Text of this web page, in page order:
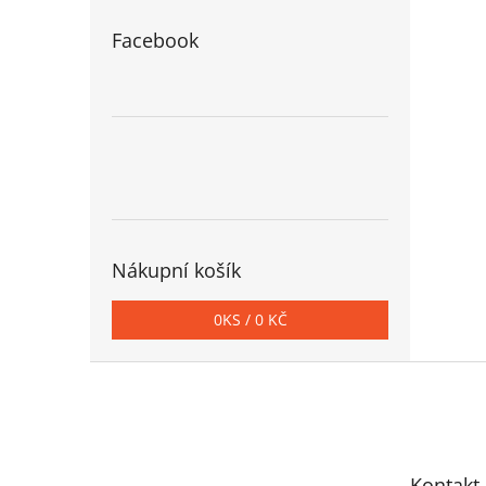
Facebook
Nákupní košík
0KS / 0 KČ